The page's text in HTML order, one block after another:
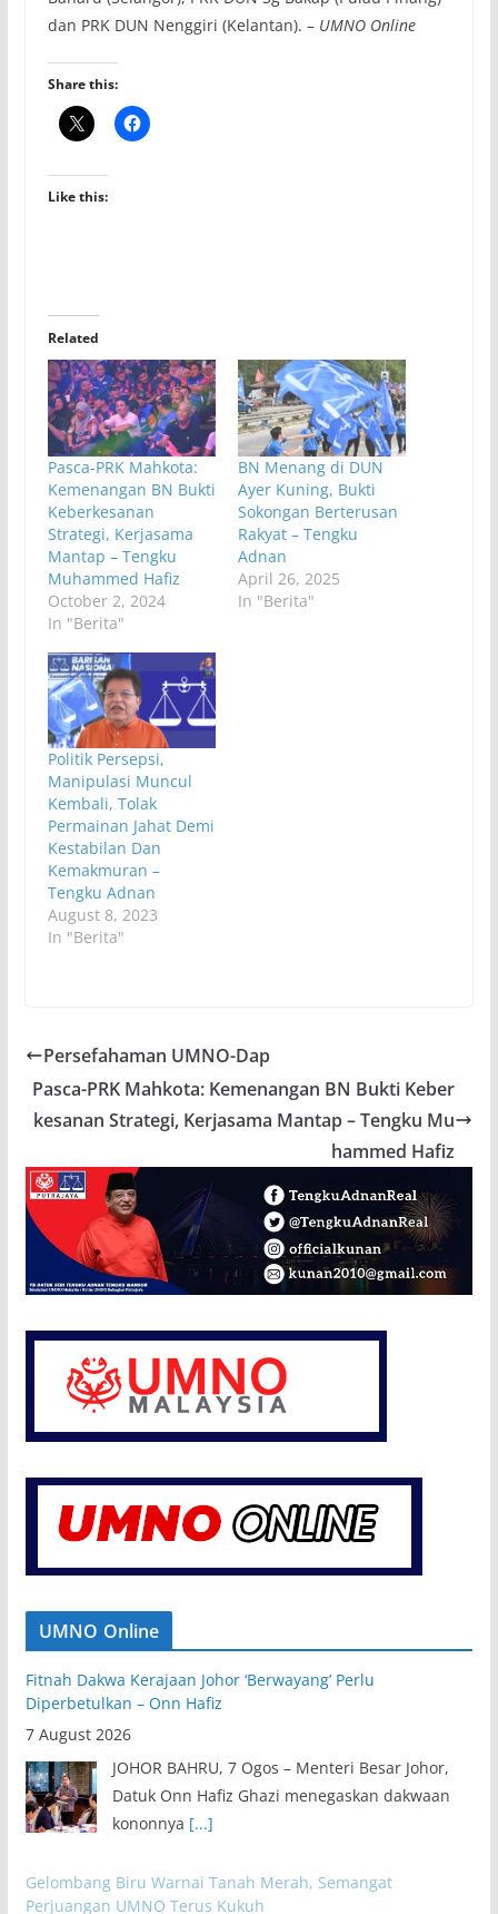
dan PRK DUN Nenggiri (Kelantan). – UMNO Online
Share this:
Like this:
Related
Pasca-PRK Mahkota:
Kemenangan BN Bukti
Keberkesanan
Strategi, Kerjasama
Mantap – Tengku
Muhammed Hafiz
October 2, 2024
In "Berita"
BN Menang di DUN
Ayer Kuning, Bukti
Sokongan Berterusan
Rakyat – Tengku
Adnan
April 26, 2025
In "Berita"
Politik Persepsi,
Manipulasi Muncul
Kembali, Tolak
Permainan Jahat Demi
Kestabilan Dan
Kemakmuran –
Tengku Adnan
August 8, 2023
In "Berita"
Persefahaman UMNO-Dap
Pasca-PRK Mahkota: Kemenangan BN Bukti Keber
kesanan Strategi, Kerjasama Mantap – Tengku Mu
hammed Hafiz
UMNO Online
Fitnah Dakwa Kerajaan Johor ‘Berwayang’ Perlu
Diperbetulkan – Onn Hafiz
7 August 2026
JOHOR BAHRU, 7 Ogos – Menteri Besar Johor,
Datuk Onn Hafiz Ghazi menegaskan dakwaan
kononnya [...]
Gelombang Biru Warnai Tanah Merah, Semangat
Perjuangan UMNO Terus Kukuh